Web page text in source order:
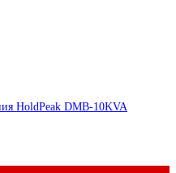
HoldPeak DMB-10KVA